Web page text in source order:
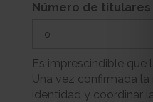
Número de titulares
Es imprescindible que
Una vez confirmada
identidad y coordinar